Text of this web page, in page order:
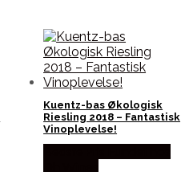
Kuentz-bas Økologisk
Riesling 2018 – Fantastisk
Vinoplevelse!